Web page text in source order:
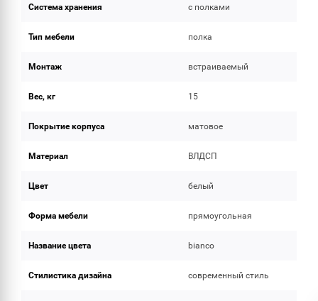
Система хранения с полками
Тип мебели полка
Монтаж встраиваемый
Вес, кг 15
Покрытие корпуса матовое
Материал ВЛДСП
Цвет белый
Форма мебели прямоугольная
Название цвета bianco
Стилистика дизайна современный стиль